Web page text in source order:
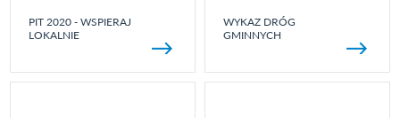
PIT 2020 - WSPIERAJ
LOKALNIE
WYKAZ DRÓG
GMINNYCH